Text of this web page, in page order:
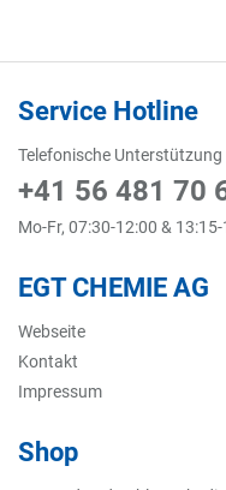
Service Hotline
Telefonische
+41 56 481 70
Mo-Fr, 07:30-12:00 &
EGT CHEMIE AG
Webseite
Kontakt
Impressum
Shop